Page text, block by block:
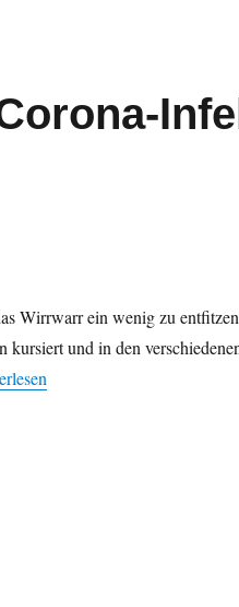
Wirrwarr ein wenig zu
kursiert und in den
Stand zu Corona-